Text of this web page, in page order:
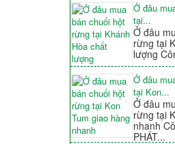
Ở đâu
tại...
Ở đâu
rừng tại
lượng
Ở đâu
tại Kon...
Ở đâu
rừng tại
nhanh
PHÁT...